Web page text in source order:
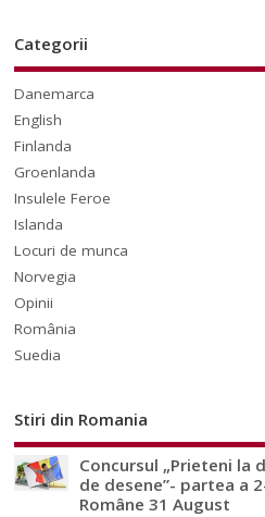
Categorii
Danemarca
English
Finlanda
Groenlanda
Insulele Feroe
Islanda
Locuri de munca
Norvegia
Opinii
România
Suedia
Stiri din Romania
Concursul „Prieteni la
de desene”- partea a
Române 31 August